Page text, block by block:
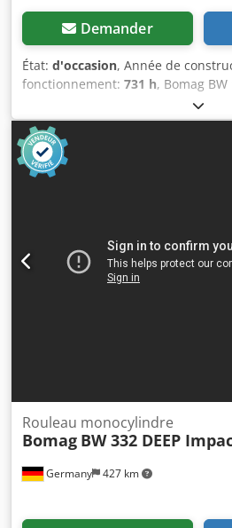
Demander
État: d'occasion, Année de
fonctionnement: 731 h, Bomag
tandem, année de fabrication :
fonctionnement : seulement 731
[55,4 kW/75 CV], Asphalt Manager
tambour à surface lisse, bon état,
demande, nous vous proposerons
préalable ! Djdpfxozq Tzye Ai Djck
complémentaires = Contactez
plus d’informations.
Germany 427 km
Rouleau monocylindre
Bomag BW 332 DEEP